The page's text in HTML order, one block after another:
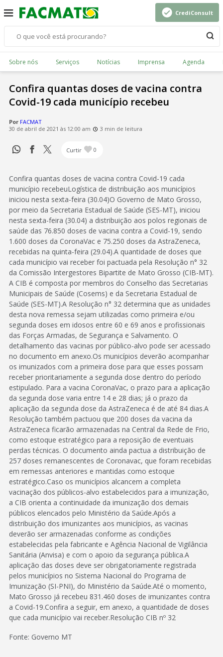
CrediConsult
Sobre nós Serviços Notícias Imprensa Agenda
Confira quantas doses de vacina contra
Covid-19 cada município recebeu
Por FACMAT
30 de abril de 2021 às 12:00 am
3 min de leitura
Curtir 0
Confira quantas doses de vacina contra Covid-19 cada
município recebeuLogística de distribuição aos municípios
iniciou nesta sexta-feira (30.04)O Governo de Mato Grosso,
por meio da Secretaria Estadual de Saúde (SES-MT), iniciou
nesta sexta-feira (30.04) a distribuição aos polos regionais de
saúde das 76.850 doses de vacina contra a Covid-19, sendo
1.600 doses da CoronaVac e 75.250 doses da AstraZeneca,
recebidas na quinta-feira (29.04).A quantidade de doses que
cada município vai receber foi pactuada pela Resolução n° 32
da Comissão Intergestores Bipartite de Mato Grosso (CIB-MT).
A CIB é composta por membros do Conselho das Secretarias
Municipais de Saúde (Cosems) e da Secretaria Estadual de
Saúde (SES-MT).A Resolução n° 32 determina que as unidades
desta nova remessa sejam utilizadas como primeira e/ou
segunda doses em idosos entre 60 e 69 anos e profissionais
das Forças Armadas, de Segurança e Salvamento. O
detalhamento das vacinas por público-alvo pode ser acessado
no documento em anexo.Os municípios deverão acompanhar
os imunizados com a primeira dose para que esses possam
receber prioritariamente a segunda dose dentro do período
estipulado. Para a vacina CoronaVac, o prazo para a aplicação
da segunda dose varia entre 14 e 28 dias; já o prazo da
aplicação da segunda dose da AstraZeneca é de até 84 dias.A
Resolução também pactuou que 200 doses da vacina da
AstraZeneca ficarão armazenadas na Central da Rede de Frio,
como estoque estratégico para a reposição de eventuais
perdas técnicas. O documento ainda pactua a distribuição de
257 doses remanescentes de Coronavac, que foram recebidas
em remessas anteriores e mantidas como estoque
estratégico.Caso os municípios alcancem a completa
vacinação dos públicos-alvo estabelecidos para a imunização,
a CIB orienta a continuidade da imunização dos demais
públicos elencados pelo Ministério da Saúde.Após a
distribuição dos imunizantes aos municípios, as vacinas
deverão ser armazenadas conforme as condições
estabelecidas pela fabricante e Agência Nacional de Vigilância
Sanitária (Anvisa) e com o apoio da segurança pública.A
aplicação das doses deve ser obrigatoriamente registrada
pelos municípios no Sistema Nacional do Programa de
Imunização (SI-PNI), do Ministério da Saúde.Até o momento,
Mato Grosso já recebeu 831.460 doses de imunizantes contra
a Covid-19.Confira a seguir, em anexo, a quantidade de doses
que cada município vai receber.Resolução CIB nº 32
Fonte: Governo MT